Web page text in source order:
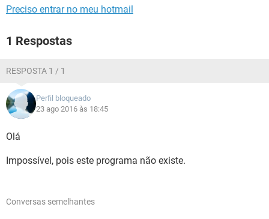
Preciso entrar no meu hotmail
1 Respostas
RESPOSTA 1 / 1
Perfil bloqueado
23 ago 2016 às 18:45
Olá
Impossível, pois este programa não existe.
Conversas semelhantes